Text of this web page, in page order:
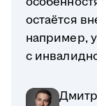
остаётся
например,
с